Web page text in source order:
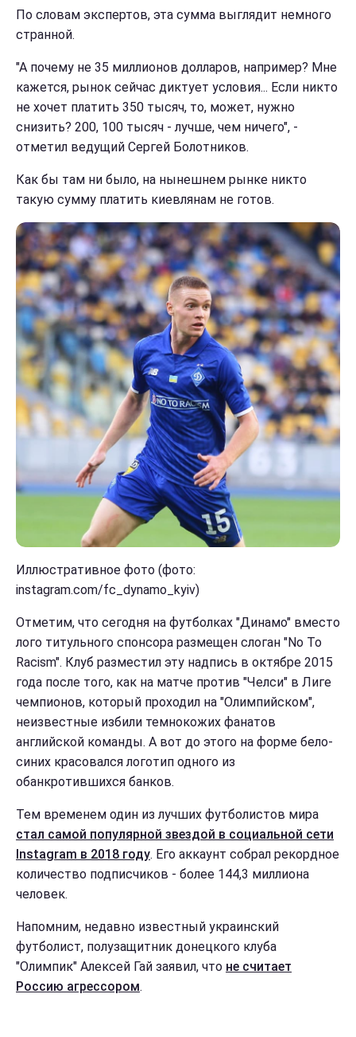
По словам экспертов, эта сумма выглядит немного
странной.
"А почему не 35 миллионов долларов, например? Мне
кажется, рынок сейчас диктует условия... Если никто
не хочет платить 350 тысяч, то, может, нужно
снизить? 200, 100 тысяч - лучше, чем ничего", -
отметил ведущий Сергей Болотников.
Как бы там ни было, на нынешнем рынке никто
такую сумму платить киевлянам не готов.
Иллюстративное фото (фото:
instagram.com/fc_dynamo_kyiv)
Отметим, что сегодня на футболках "Динамо" вместо
лого титульного спонсора размещен слоган "No To
Racism". Клуб разместил эту надпись в октябре 2015
года после того, как на матче против "Челси" в Лиге
чемпионов, который проходил на "Олимпийском",
неизвестные избили темнокожих фанатов
английской команды. А вот до этого на форме бело-
синих красовался логотип одного из
обанкротившихся банков.
Тем временем один из лучших футболистов мира
стал самой популярной звездой в социальной сети
Instagram в 2018 году. Его аккаунт собрал рекордное
количество подписчиков - более 144,3 миллиона
человек.
Напомним, недавно известный украинский
футболист, полузащитник донецкого клуба
"Олимпик" Алексей Гай заявил, что не считает
Россию агрессором.